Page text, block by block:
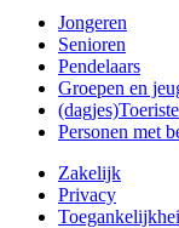
Jongeren
Senioren
Pendelaars
Groepen en
Personen met
Zakelijk
Privacy